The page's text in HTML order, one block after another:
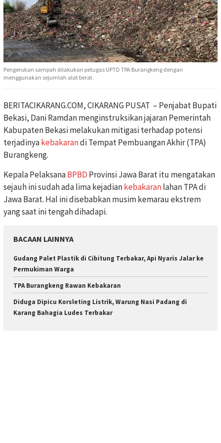
Pengerukan sampah dilakukan petugas UPTD TPA Burangkeng dengan
menggunakan sejumlah alat berat.
BERITACIKARANG.COM, CIKARANG PUSAT – Penjabat Bupati
Bekasi, Dani Ramdan menginstruksikan jajaran Pemerintah
Kabupaten Bekasi melakukan mitigasi terhadap potensi
terjadinyakebakarandi Tempat Pembuangan Akhir (TPA)
Burangkeng.
Kepala PelaksanaBPBD Provinsi Jawa Barat itu mengatakan
sejauh ini sudah ada lima kejadiankebakaranlahan TPA di
Jawa Barat. Hal ini disebabkan musim kemarau ekstrem
yang saat ini tengah dihadapi.
BACAAN LAINNYA
Gudang Palet Plastik di Cibitung Terbakar, Api Nyaris Jalar ke
Permukiman Warga
TPA Burangkeng Rawan Kebakaran
Diduga Dipicu Korsleting Listrik, Warung Nasi Padang di
Karang Bahagia Ludes Terbakar